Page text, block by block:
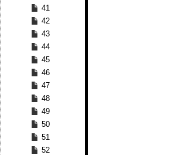
41
42
43
44
45
46
47
48
49
50
51
52